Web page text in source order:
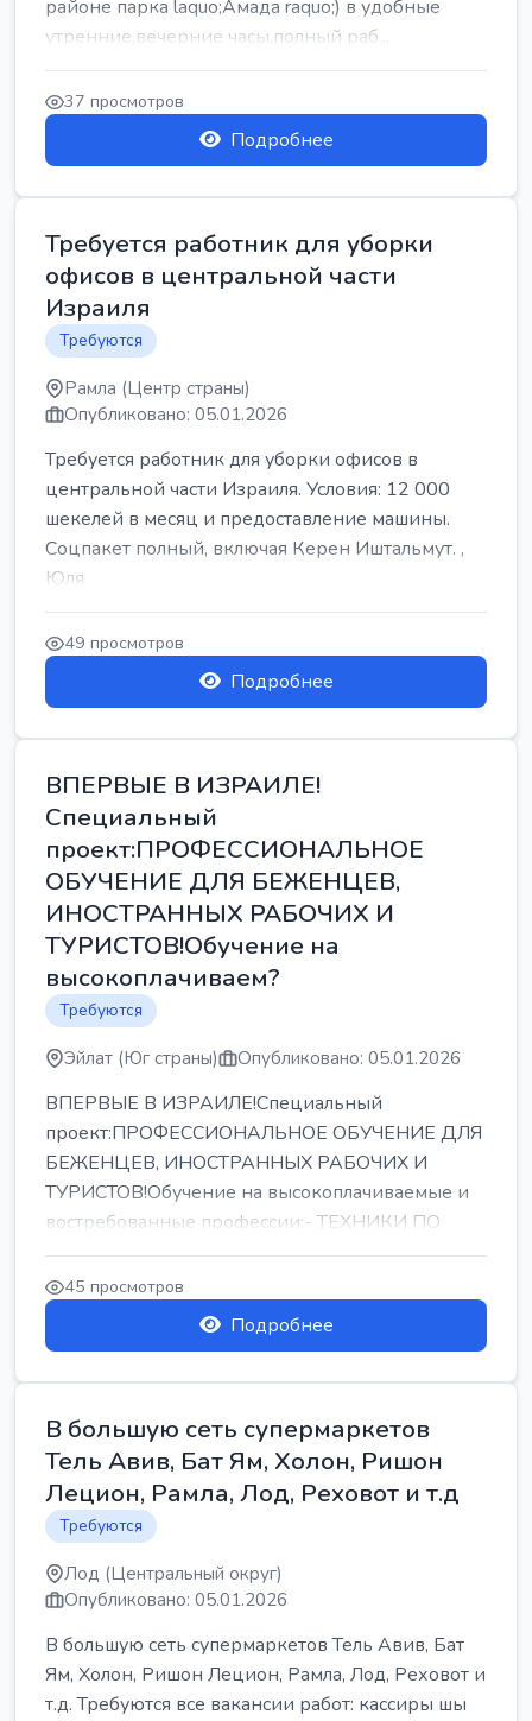
районе парка laquo;Амада raquo;) в удобные
утренние,вечерние часы,полный раб...
37 просмотров
Подробнее
Требуется работник для уборки
офисов в центральной части
Израиля
Требуются
Рамла (Центр страны)
Опубликовано: 05.01.2026
Требуется работник для уборки офисов в
центральной части Израиля. Условия: 12 000
шекелей в месяц и предоставление машины.
Соцпакет полный, включая Керен Иштальмут. ,
Юля
49 просмотров
Подробнее
ВПЕРВЫЕ В ИЗРАИЛЕ!
Специальный
проект:ПРОФЕССИОНАЛЬНОЕ
ОБУЧЕНИЕ ДЛЯ БЕЖЕНЦЕВ,
ИНОСТРАННЫХ РАБОЧИХ И
ТУРИСТОВ!Обучение на
высокоплачиваем?
Требуются
Эйлат (Юг страны) Опубликовано: 05.01.2026
ВПЕРВЫЕ В ИЗРАИЛЕ!Специальный
проект:ПРОФЕССИОНАЛЬНОЕ ОБУЧЕНИЕ ДЛЯ
БЕЖЕНЦЕВ, ИНОСТРАННЫХ РАБОЧИХ И
ТУРИСТОВ!Обучение на высокоплачиваемые и
востребованные профессии:- ТЕХНИКИ ПО
РЕМОНТУ КОНДИЦИОНЕРОВ-...
45 просмотров
Подробнее
В большую сеть супермаркетов
Тель Авив, Бат Ям, Холон, Ришон
Лецион, Рамла, Лод, Реховот и т.д
Требуются
Лод (Центральный округ)
Опубликовано: 05.01.2026
В большую сеть супермаркетов Тель Авив, Бат
Ям, Холон, Ришон Лецион, Рамла, Лод, Реховот и
т.д. Требуются все вакансии работ: кассиры шы